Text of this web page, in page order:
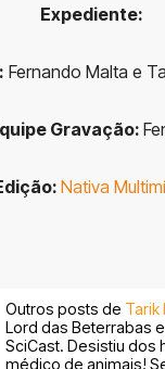
Expediente:
Fernando Malta e
Gravação:
Nativa
Outros posts de Tarik
Lord das Beterrabas
SciCast. Desistiu dos
médico de animais!